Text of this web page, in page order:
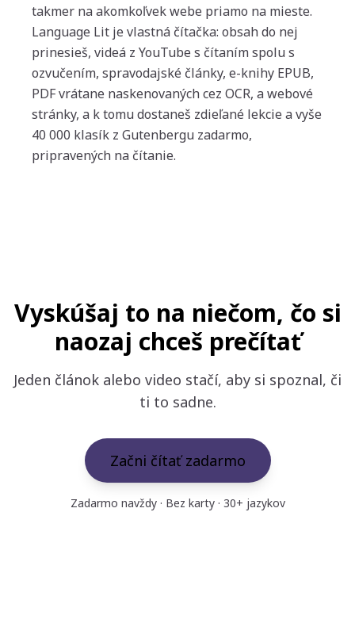
takmer na akomkoľvek webe priamo na mieste.
Language Lit je vlastná čítačka: obsah do nej
prinesieš, videá z YouTube s čítaním spolu s
ozvučením, spravodajské články, e-knihy EPUB,
PDF vrátane naskenovaných cez OCR, a webové
stránky, a k tomu dostaneš zdieľané lekcie a vyše
40 000 klasík z Gutenbergu zadarmo,
pripravených na čítanie.
Vyskúšaj to na niečom, čo si
naozaj chceš prečítať
Jeden článok alebo video stačí, aby si spoznal, či
ti to sadne.
Začni čítať zadarmo
Zadarmo navždy · Bez karty · 30+ jazykov